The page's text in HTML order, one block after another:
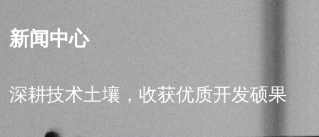
新闻中心
深耕技术土壤，收获优质开发硕果